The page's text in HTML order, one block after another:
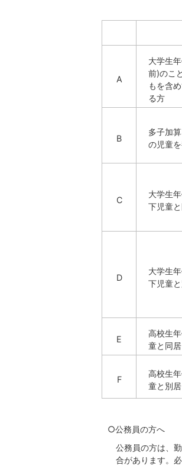
A
大学生
前)のこ
もを含
る方
B
多子加
の児童
C
大学生
下児童
D
大学生
下児童
E
高校生
童と同
F
高校生
童と別
○公務員の方へ
公務員の方は、
合があります。